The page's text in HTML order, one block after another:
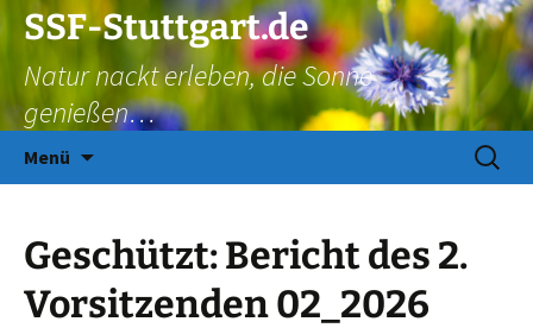
Zum
Inhalt
springen
SSF-Stuttgart.de
Natur nackt erleben, die Sonne
genießen…
Menü
Suchen
nach:
Geschützt: Bericht des 2.
Vorsitzenden 02_2026